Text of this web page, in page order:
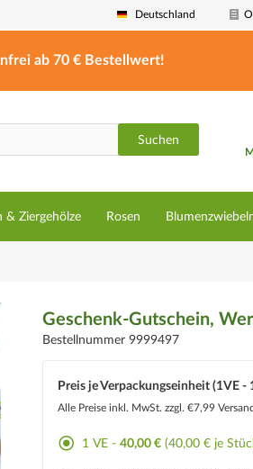
Deutschland
ab 70 € Bestellwert!
Suchen
& Ziergehölze Rosen
Geschenk-Gutschein,
Bestellnummer 9999497
Preis je Verpackungseinheit (1VE -
Alle Preise inkl. MwSt.zzgl. €7,99
1 VE -40,00 € (40,00 € je